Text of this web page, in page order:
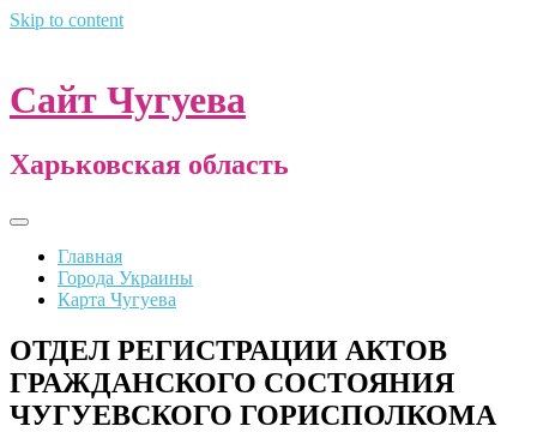
Skip to content
Сайт Чугуева
Харьковская область
Главная
Города Украины
Карта Чугуева
ОТДЕЛ РЕГИСТРАЦИИ АКТОВ
ГРАЖДАНСКОГО СОСТОЯНИЯ
ЧУГУЕВСКОГО ГОРИСПОЛКОМА